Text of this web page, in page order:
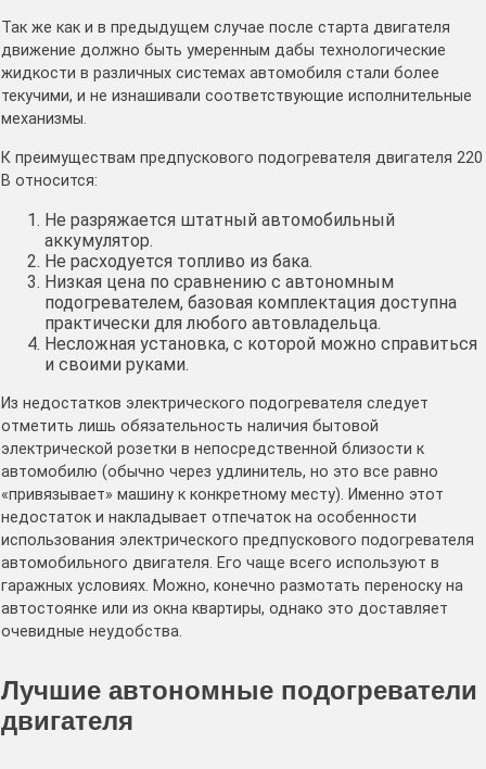
Так же как и в предыдущем случае после старта двигателя
движение должно быть умеренным дабы технологические
жидкости в различных системах автомобиля стали более
текучими, и не изнашивали соответствующие исполнительные
механизмы.
К преимуществам предпускового подогревателя двигателя 220
В относится:
Не разряжается штатный автомобильный
аккумулятор.
Не расходуется топливо из бака.
Низкая цена по сравнению с автономным
подогревателем, базовая комплектация доступна
практически для любого автовладельца.
Несложная установка, с которой можно справиться
и своими руками.
Из недостатков электрического подогревателя следует
отметить лишь обязательность наличия бытовой
электрической розетки в непосредственной близости к
автомобилю (обычно через удлинитель, но это все равно
«привязывает» машину к конкретному месту). Именно этот
недостаток и накладывает отпечаток на особенности
использования электрического предпускового подогревателя
автомобильного двигателя. Его чаще всего используют в
гаражных условиях. Можно, конечно размотать переноску на
автостоянке или из окна квартиры, однако это доставляет
очевидные неудобства.
Лучшие автономные подогреватели
двигателя